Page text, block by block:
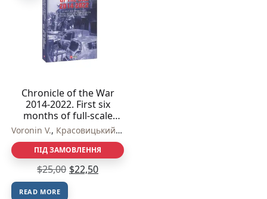
Chronicle of the War
2014-2022. First six
months of full-scale
aggression (24.02.2022
—24.08.2022) –
Krasovytskyy O., Voronin
V. – Фоліо
Voronin V., Красовицький О.
ПІД ЗАМОВЛЕННЯ
$25,00 $22,50
READ MORE